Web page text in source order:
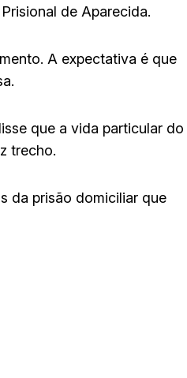
de Aparecida.
A expectativa é que
que a vida particular do
trecho.
da prisão domiciliar que